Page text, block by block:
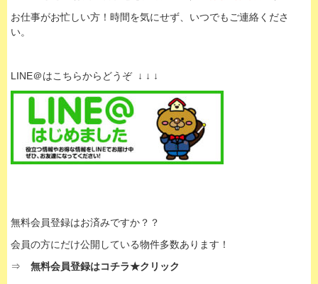
お仕事がお忙しい方！時間を気にせず、いつでもご連絡くださ
い。
LINE＠はこちらからどうぞ ↓ ↓ ↓
無料会員登録はお済みですか？？
会員の方にだけ公開している物件多数あります！
⇒ 無料会員登録はコチラ★クリック